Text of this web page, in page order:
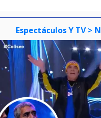
Espectáculos Y TV >